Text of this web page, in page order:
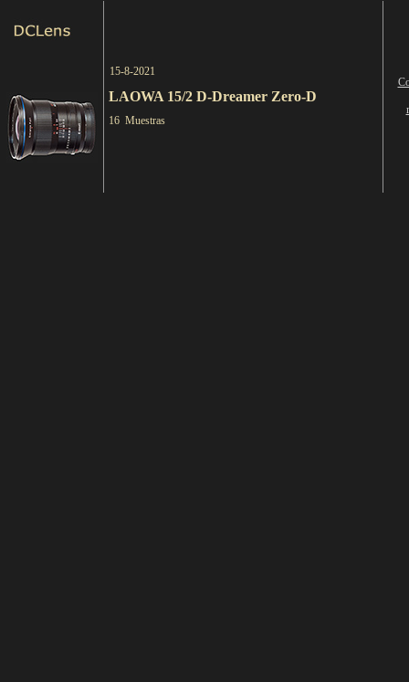
15-8-2021
LAOWA 15/2 D-Dreamer Zero-D
16 Muestras